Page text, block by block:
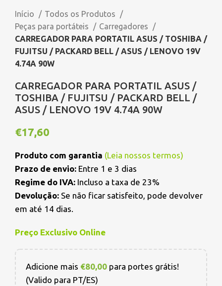
Início
Todos os Produtos
Peças para portáteis
Carregadores
CARREGADOR PARA PORTATIL ASUS / TOSHIBA /
FUJITSU / PACKARD BELL / ASUS / LENOVO 19V
4.74A 90W
CARREGADOR PARA PORTATIL ASUS /
TOSHIBA / FUJITSU / PACKARD BELL /
ASUS / LENOVO 19V 4.74A 90W
€17,60
Produto com garantia (Leia nossos termos)
Prazo de envio: Entre 1 e 3 dias
Regime do IVA: Incluso a taxa de 23%
Devolução: Se não ficar satisfeito, pode devolver
em até 14 dias.
Preço Exclusivo Online
Adicione mais €80,00 para portes grátis!
(Valido para PT/ES)